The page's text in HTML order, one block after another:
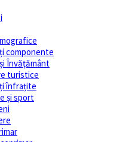
componente
Învăţământ
turistice
înfrațite
și sport